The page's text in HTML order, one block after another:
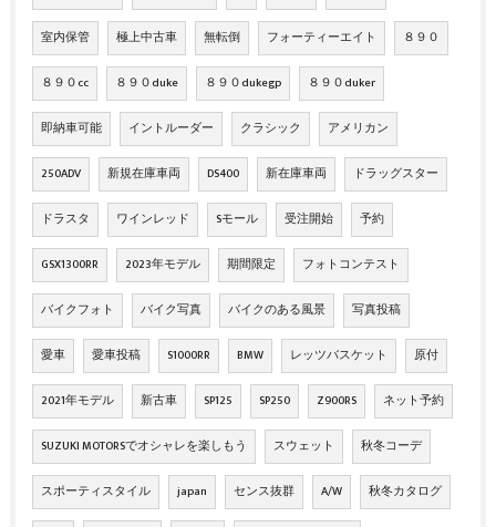
室内保管 極上中古車 無転倒 フォーティーエイト ８９０
８９０cc ８９０duke ８９０dukegp ８９０duker
即納車可能 イントルーダー クラシック アメリカン
250ADV 新規在庫車両 DS400 新在庫車両 ドラッグスター
ドラスタ ワインレッド Sモール 受注開始 予約
GSX1300RR 2023年モデル 期間限定 フォトコンテスト
バイクフォト バイク写真 バイクのある風景 写真投稿
愛車 愛車投稿 S1000RR BMW レッツバスケット 原付
2021年モデル 新古車 SP125 SP250 Z900RS ネット予約
SUZUKI MOTORSでオシャレを楽しもう スウェット 秋冬コーデ
スポーティスタイル japan センス抜群 A/W 秋冬カタログ